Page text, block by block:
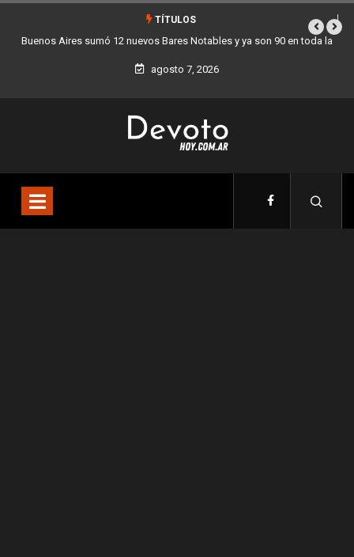
TÍTULOS
y ya son 90 en toda la Los stands móviles de la Ciudad llegan esta
agosto 7, 2026